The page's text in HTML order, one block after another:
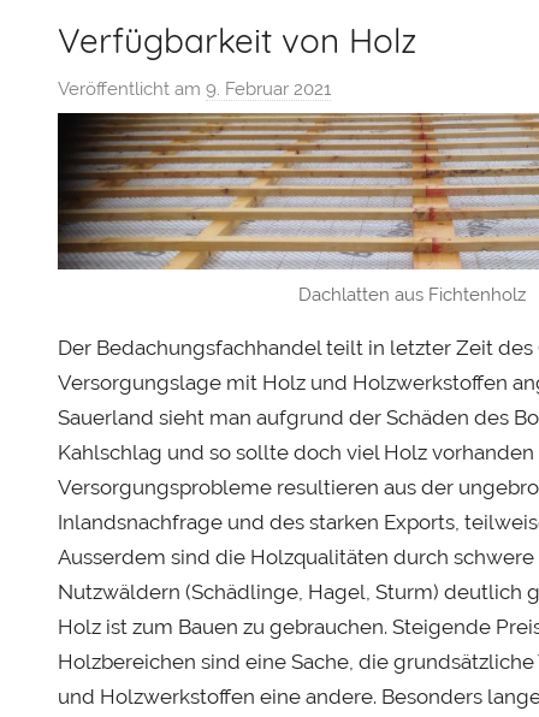
Verfügbarkeit von Holz
Veröffentlicht am 9. Februar 2021
o
n
S
e
b
a
s
H
e
r
b
s
t
Dachlatten aus Fichtenholz
Der Bedachungsfachhandel teilt in letzter Zeit
Versorgungslage mit Holz und Holzwerkstoffen
Sauerland sieht man aufgrund der Schäden des
Kahlschlag und so sollte doch viel Holz vorhanden
Versorgungsprobleme resultieren aus der
Inlandsnachfrage und des starken Exports,
Ausserdem sind die Holzqualitäten durch schwere
Nutzwäldern (Schädlinge, Hagel, Sturm) deutlich
Holz ist zum Bauen zu gebrauchen. Steigende
Holzbereichen sind eine Sache, die
und Holzwerkstoffen eine andere. Besonders